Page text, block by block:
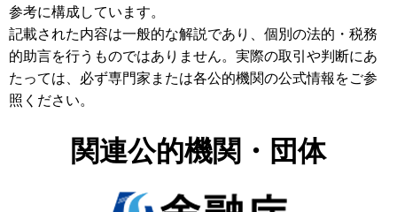
参考に構成しています。
記載された内容は一般的な解説であり、個別の法的・税務
的助言を行うものではありません。実際の取引や判断にあ
たっては、必ず専門家または各公的機関の公式情報をご参
照ください。
関連公的機関・団体